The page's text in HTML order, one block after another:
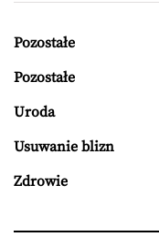
Pozostałe
Pozostałe
Uroda
Usuwanie blizn
Zdrowie